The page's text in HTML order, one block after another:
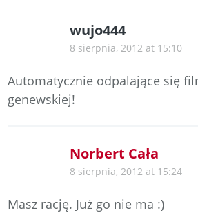
wujo444
8 sierpnia, 2012 at 15:10
Automatycznie odpalające się
genewskiej!
Norbert Cała
8 sierpnia, 2012 at 15:24
Masz rację. Już go nie ma :)